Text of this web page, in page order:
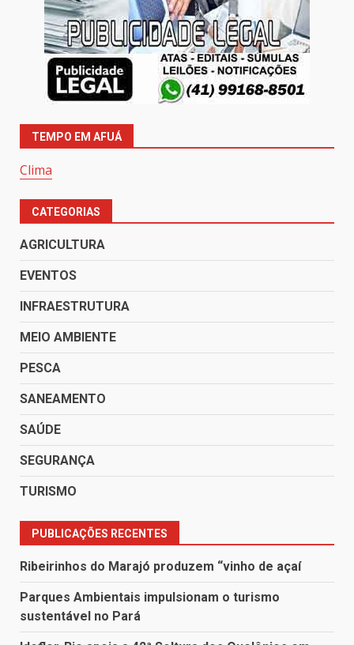
TEMPO EM AFUÁ
Clima
CATEGORIAS
AGRICULTURA
EVENTOS
INFRAESTRUTURA
MEIO AMBIENTE
PESCA
SANEAMENTO
SAÚDE
SEGURANÇA
TURISMO
PUBLICAÇÕES RECENTES
Ribeirinhos do Marajó produzem “vinho de açaí
Parques Ambientais impulsionam o turismo
sustentável no Pará